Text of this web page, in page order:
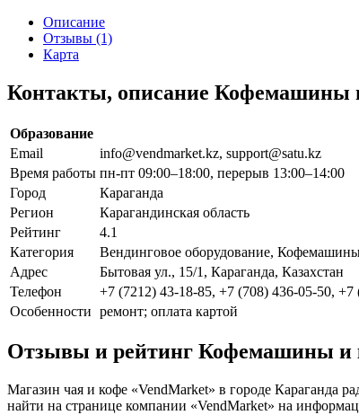
Описание
Отзывы (1)
Карта
Контакты, описание Кофемашины
Образование
Email
info@vendmarket.kz, support@satu.kz
Время работы пн-пт 09:00–18:00, перерыв 13:00–14:00
Город
Караганда
Регион
Карагандинская область
Рейтинг
4.1
Категория
Вендинговое оборудование,
Адрес
Бытовая ул., 15/1, Караганда, Казахстан
Телефон
+7 (7212) 43-18-85, +7 (708) 436-05-50, +7
Особенности ремонт; оплата картой
Отзывы и рейтинг Кофемашины и
Магазин чая и кофе «VendMarket» в городе Караганда
найти на странице компании «VendMarket» на